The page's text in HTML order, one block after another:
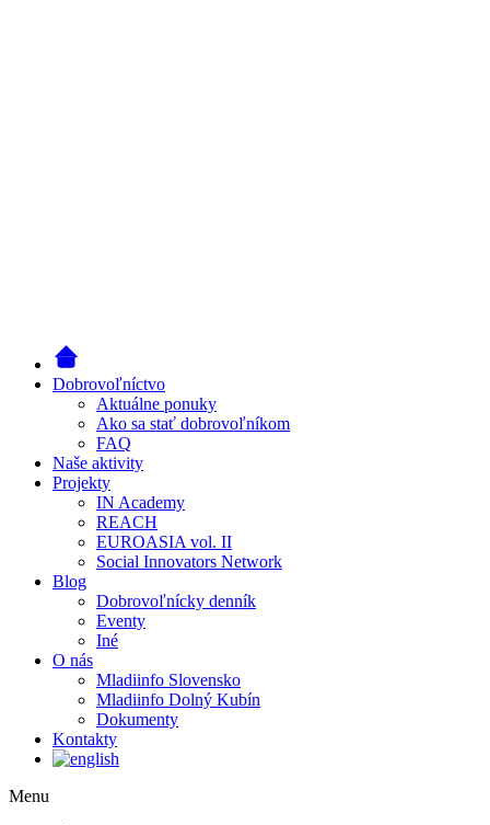
Dobrovoľníctvo
Aktuálne ponuky
Ako sa stať dobrovoľníkom
FAQ
Naše aktivity
Projekty
IN Academy
REACH
EUROASIA vol. II
Social Innovators Network
Blog
Dobrovoľnícky denník
Eventy
Iné
O nás
Mladiinfo Slovensko
Mladiinfo Dolný Kubín
Dokumenty
Kontakty
Menu